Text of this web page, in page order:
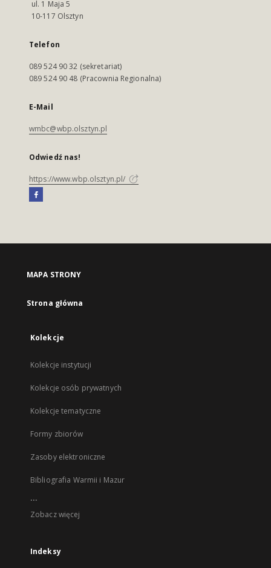
ul. 1 Maja 5
10-117 Olsztyn
Telefon
089 524 90 32 (sekretariat)
089 524 90 48 (Pracownia Regionalna)
E-Mail
wmbc@wbp.olsztyn.pl
Odwiedź nas!
https://www.wbp.olsztyn.pl/
MAPA STRONY
Strona główna
Kolekcje
Kolekcje instytucji
Kolekcje osób prywatnych
Kolekcje tematyczne
Formy zbiorów
Zasoby elektroniczne
Bibliografia Warmii i Mazur
...
Zobacz więcej
Indeksy